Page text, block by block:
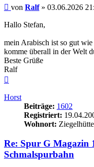
Beitrag
von Ralf» 03.06.2026
Hallo Stefan,
mein Arabisch ist so gut
komme überall in der Welt
Beste Grüße
Ralf
Horst
Beiträge: 1602
Registriert:
Wohnort: Ziegelhütte
Re: Spur G Magazin
Schmalspurbahn